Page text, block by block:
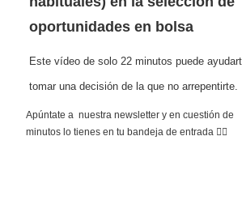
oportunidades en bolsa
Este vídeo de solo 22 minutos puede
tomar una decisión de la que no arrepentirte.
Apúntate a nuestra newsletter y en cuestión de
minutos lo tienes en tu bandeja de entrada 👇🏻